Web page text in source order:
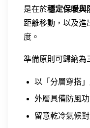
是在於穩定保暖與
距離移動，以及進
度。
準備原則可歸納為
以「分層穿搭
外層具備防風
留意乾冷氣候